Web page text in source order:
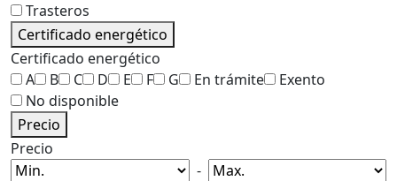
Trasteros
Certificado energético
Certificado energético
A
B C D E F G En trámite
Exento
No disponible
Precio
Precio
-